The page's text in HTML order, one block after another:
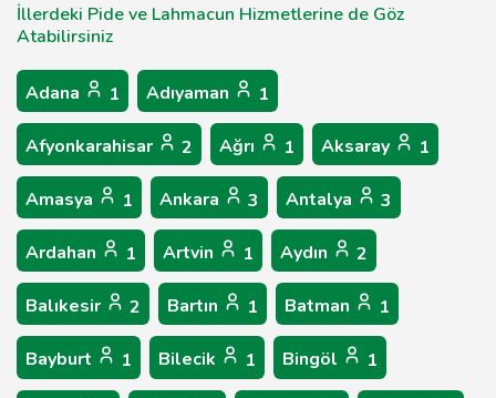
İllerdeki Pide ve Lahmacun Hizmetlerine de Göz
Atabilirsiniz
Adana 1 Adıyaman 1
Afyonkarahisar 2 Ağrı 1 Aksaray 1
Amasya 1 Ankara 3 Antalya 3
Ardahan 1 Artvin 1 Aydın 2
Balıkesir 2 Bartın 1 Batman 1
Bayburt 1 Bilecik 1 Bingöl 1